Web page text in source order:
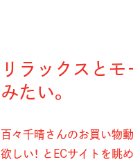
リラックスと
みたい。
百々千晴さんのお買い物
欲しい！ とECサイトを眺